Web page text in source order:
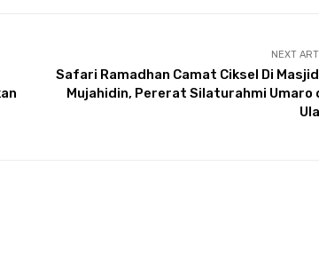
NEXT
Safari Ramadhan Camat Ciksel Di
Mujahidin, Pererat Silaturahmi Umaro